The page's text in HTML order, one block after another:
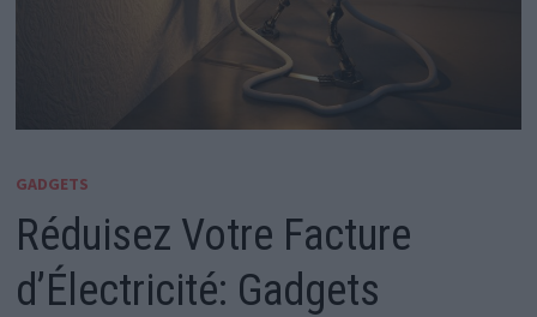
GADGETS
Réduisez Votre Facture
d’Électricité: Gadgets